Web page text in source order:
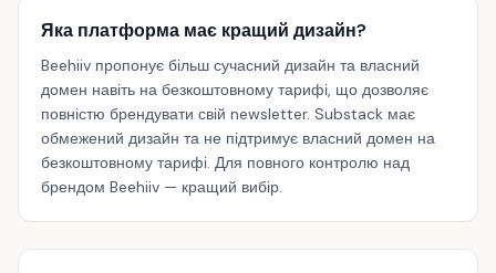
Яка платформа має кращий дизайн?
Beehiiv пропонує більш сучасний дизайн та власний
домен навіть на безкоштовному тарифі, що дозволяє
повністю брендувати свій newsletter. Substack має
обмежений дизайн та не підтримує власний домен на
безкоштовному тарифі. Для повного контролю над
брендом Beehiiv — кращий вибір.